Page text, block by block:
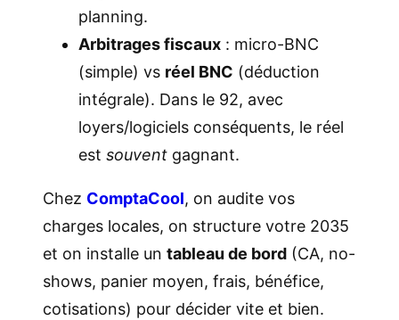
planning.
Arbitrages fiscaux : micro-BNC
(simple) vs réel BNC (déduction
intégrale). Dans le 92, avec
loyers/logiciels conséquents, le réel
est souvent gagnant.
Chez ComptaCool, on audite vos
charges locales, on structure votre 2035
et on installe un tableau de bord (CA, no-
shows, panier moyen, frais, bénéfice,
cotisations) pour décider vite et bien.